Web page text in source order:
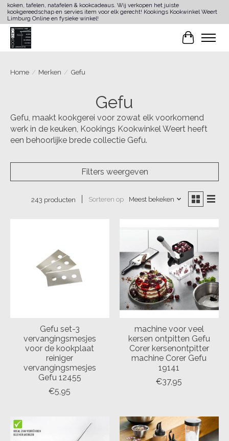
koken, tafelen, natafelen & kookcadeaus. Wij verkopen het juiste
kookgereedschap en servies item voor elk gerecht! Kookings Kookwinkel Weert
Limburg Online en fysieke winkel!
Home / Merken / Gefu
Gefu
Gefu, maakt kookgerei voor zowat elk voorkomend
werk in de keuken, Kookings Kookwinkel Weert heeft
een behoorlijke brede collectie Gefu.
Filters weergeven
243 producten Sorteren op Meest bekeken
Gefu set-3
vervangingsmesjes
voor de kookplaat
reiniger
vervangingsmesjes
Gefu 12455
€5,95
machine voor veel
kersen ontpitten Gefu
Corer kersenontpitter
machine Corer Gefu
19141
€37,95